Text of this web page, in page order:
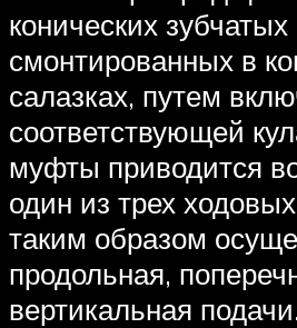
конических зубчатых
смонтированных в
салазках, путем
соответствующей
муфты приводится
один из трех
таким образом
продольная,
вертикальная